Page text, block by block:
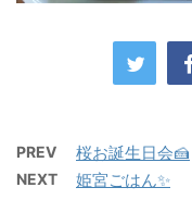
PREV 桜お誕生日会🍰
NEXT 姫宮ごはん✨